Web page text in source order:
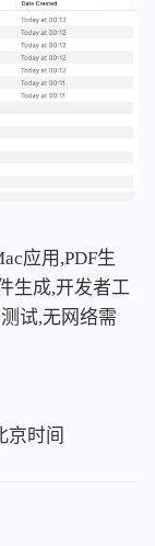
应用,PDF生
生成,开发者工
试,无网络需
京时间
京时间